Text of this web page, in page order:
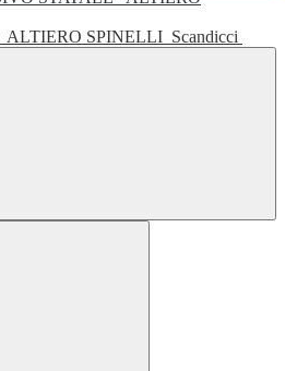
ALTIERO SPINELLI Scandicci